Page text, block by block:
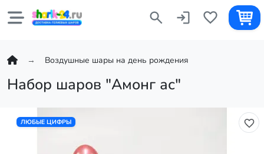
Воздушные шары на день рождения
Набор шаров "Амонг ас"
ЛЮБЫЕ ЦИФРЫ